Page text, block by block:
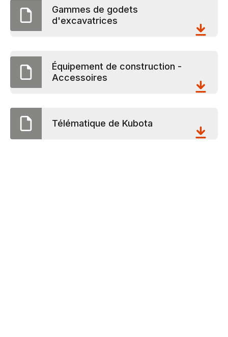
Gammes de godets
d'excavatrices
Équipement de construction -
Accessoires
Télématique de Kubota